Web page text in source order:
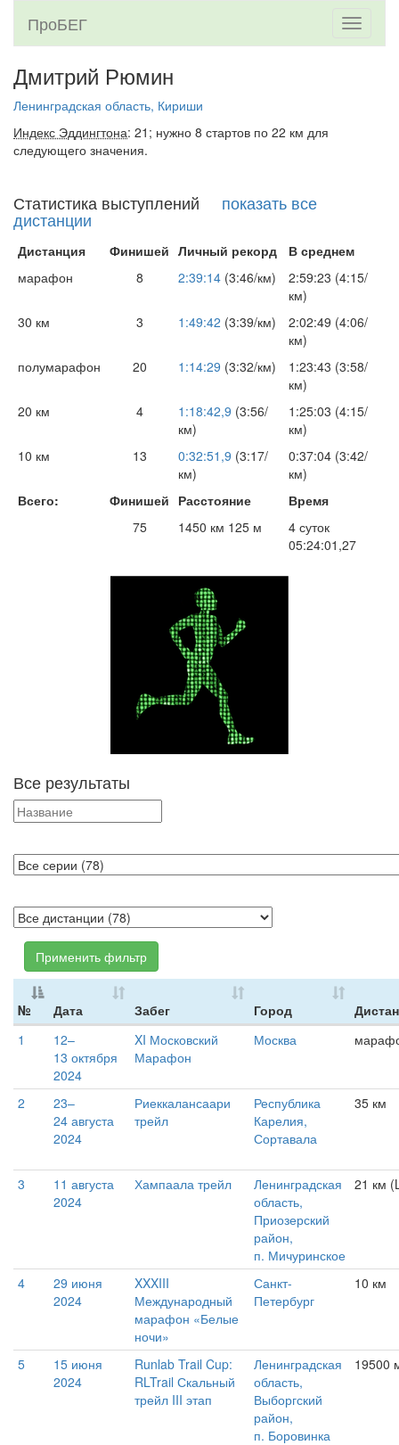
Toggle
ПроБЕГ
Дмитрий Рюмин
Ленинградская область, Кириши
Индекс Эддингтона: 21; нужно 8 стартов по 22 км для
следующего значения.
Статистика выступлений показать все
дистанции
Дистанция Финишей Личный рекорд
В среднем
марафон
8 2:39:14 (3:46/км)
2:59:23 (4:15/
км)
30 км
3 1:49:42 (3:39/км)
2:02:49 (4:06/
км)
полумарафон
20 1:14:29 (3:32/км)
1:23:43 (3:58/
км)
20 км
4 1:18:42,9 (3:56/
км)
1:25:03 (4:15/
км)
10 км
13 0:32:51,9 (3:17/
км)
0:37:04 (3:42/
км)
Всего:
Финишей Расстояние
Время
75
1450 км 125 м
4 суток
05:24:01,27
Все результаты
Применить фильтр
№ Дата Забег Город
1
12–
13 октября
2024
XI Московский
Марафон
Москва
2
23–
24 августа
2024
Риеккалансаари
трейл
Республика
Карелия,
Сортавала
35 км
3
11 августа
2024
Хампаала трейл
Ленинградская
область,
Приозерский
район,
п. Мичуринское
21 км
4
29 июня
2024
XXXIII
Международный
марафон «Белые
ночи»
Санкт-
Петербург
10 км
5
15 июня
2024
Runlab Trail Cup:
RLTrail Скальный
трейл III этап
Ленинградская
область,
Выборгский
район,
п. Боровинка
19500